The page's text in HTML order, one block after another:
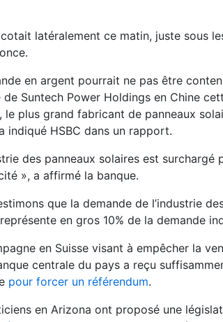
cotait latéralement ce matin, juste sous
en argent pourrait ne pas être
Suntech Power Holdings en Chine
le plus grand fabricant de panneaux
indiqué HSBC dans un rapport.
des panneaux solaires est surchargé
», a affirmé la banque.
que la demande de l’industrie
en gros 10% de la demande
en Suisse visant à empêcher la
centrale du pays a reçu
pour forcer un référendum.
en Arizona ont proposé une